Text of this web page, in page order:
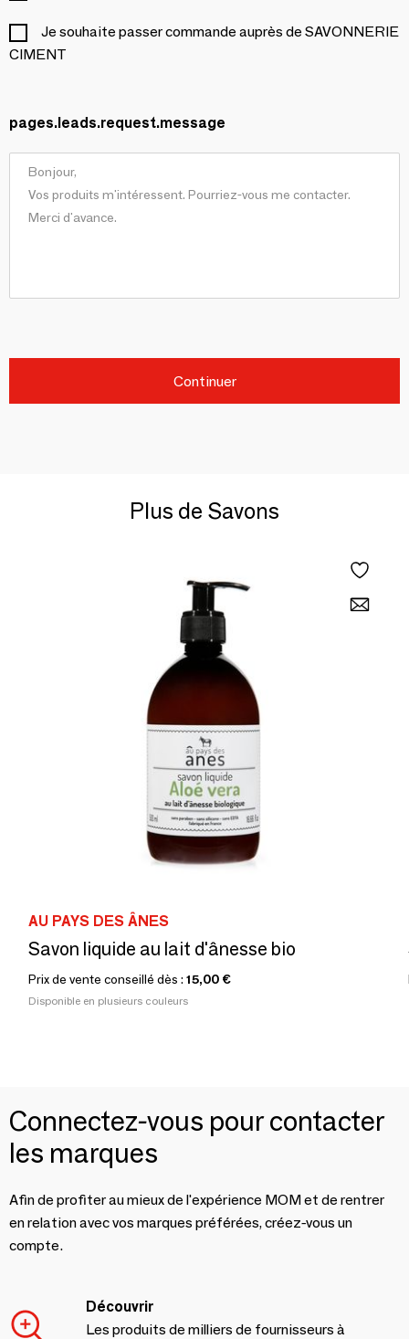
Je souhaite passer commande auprès de SAVONNERIE
CIMENT
pages.leads.request.message
Continuer
Plus de Savons
AU PAYS DES ÂNES
Savon liquide au lait d'ânesse bio
Prix de vente conseillé dès : 15,00 €
Disponible en plusieurs couleurs
Connectez-vous pour contacter
les marques
Afin de profiter au mieux de l'expérience MOM et de rentrer
en relation avec vos marques préférées, créez-vous un
compte.
Découvrir
Les produits de milliers de fournisseurs à